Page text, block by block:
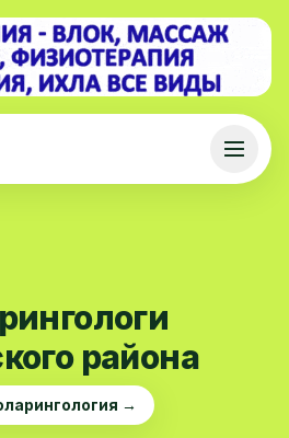
района
→